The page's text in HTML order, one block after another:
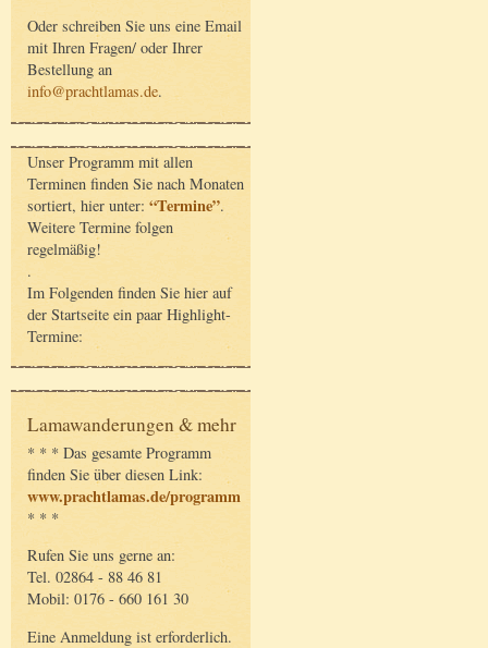
Oder schreiben Sie uns eine Email
mit Ihren Fragen/ oder Ihrer
Bestellung an
info@prachtlamas.de.
Unser Programm mit allen
Terminen finden Sie nach Monaten
sortiert, hier unter: “Termine”.
Weitere Termine folgen
regelmäßig!
.
Im Folgenden finden Sie hier auf
der Startseite ein paar Highlight-
Termine:
Lamawanderungen & mehr
* * * Das gesamte Programm
finden Sie über diesen Link:
www.prachtlamas.de/programm
* * *
Rufen Sie uns gerne an:
Tel. 02864 - 88 46 81
Mobil: 0176 - 660 161 30
Eine Anmeldung ist erforderlich.